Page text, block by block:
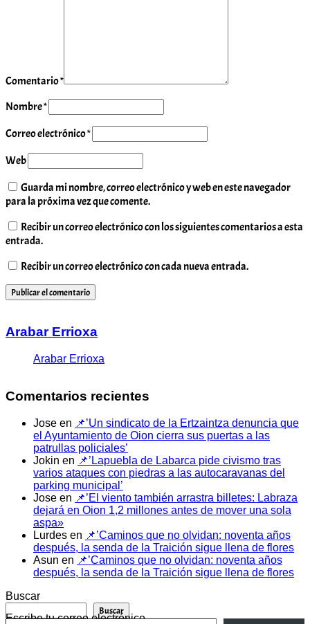
Comentario*
Nombre*
Correo electrónico*
Web
Guarda mi nombre, correo electrónico y web en este navegador
para la próxima vez que comente.
Recibir un correo electrónico con los siguientes comentarios a esta
entrada.
Recibir un correo electrónico con cada nueva entrada.
Arabar Errioxa
Arabar Errioxa
Comentarios recientes
Jose en 📌’Un sindicato de la Ertzaintza denuncia que
el Ayuntamiento de Oion cierra sus puertas a las
patrullas policiales’
Jokin en 📌’Lapuebla de Labarca pide civismo tras
varios ataques con piedras a las autocaravanas del
parking municipal’
Jose en 📌’El viento también arrastra billetes: Labraza
dejará en Oion 1,2 millones antes de mover una sola
aspa»
Lurdes en 📌’Caminos que no olvidan: noventa años
después, la senda de la Traición sigue llena de flores
Asun en 📌’Caminos que no olvidan: noventa años
después, la senda de la Traición sigue llena de flores
Buscar
Buscar
Escribe tu correo electrónico…